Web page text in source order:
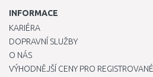
INFORMACE
KARIÉRA
DOPRAVNÍ SLUŽBY
O NÁS
VÝHODNĚJŠÍ CENY PRO